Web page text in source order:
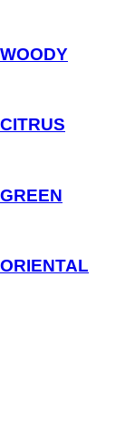
WOODY
CITRUS
GREEN
ORIENTAL